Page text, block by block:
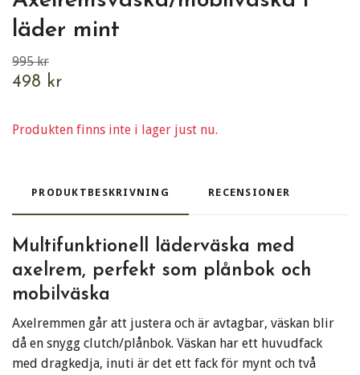
läder mint
995 kr
498 kr
Produkten finns inte i lager just nu.
PRODUKTBESKRIVNING RECENSIONER
Multifunktionell läderväska med
axelrem, perfekt som plånbok och
mobilväska
Axelremmen går att justera och är avtagbar, väskan blir
då en snygg clutch/plånbok. Väskan har ett huvudfack
med dragkedja, inuti är det ett fack för mynt och två